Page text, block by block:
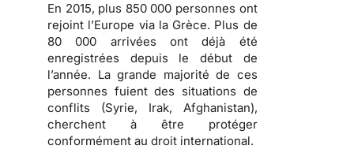
En 2015, plus 850 000 personnes ont
rejoint l’Europe via la Grèce. Plus de
80 000 arrivées ont déjà été
enregistrées depuis le début de
l’année. La grande majorité de ces
personnes fuient des situations de
conflits (Syrie, Irak, Afghanistan),
cherchent à être protéger
conformément au droit international.